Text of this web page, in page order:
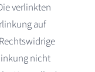
verlinkten
auf
nicht